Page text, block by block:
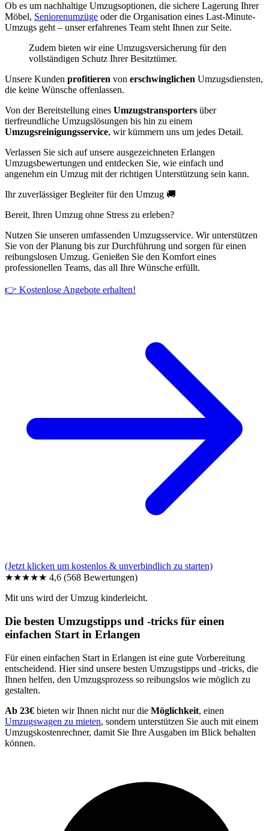
Ob es um nachhaltige Umzugsoptionen, die sichere Lagerung Ihrer
Möbel, Seniorenumzüge oder die Organisation eines Last-Minute-
Umzugs geht – unser erfahrenes Team steht Ihnen zur Seite.
Zudem bieten wir eine Umzugsversicherung für den
vollständigen Schutz Ihrer Besitztümer.
Unsere Kunden profitieren von erschwinglichen Umzugsdiensten,
die keine Wünsche offenlassen.
Von der Bereitstellung eines Umzugstransporters über
tierfreundliche Umzugslösungen bis hin zu einem
Umzugsreinigungsservice, wir kümmern uns um jedes Detail.
Verlassen Sie sich auf unsere ausgezeichneten Erlangen
Umzugsbewertungen und entdecken Sie, wie einfach und
angenehm ein Umzug mit der richtigen Unterstützung sein kann.
Ihr zuverlässiger Begleiter für den Umzug 🚚
Bereit, Ihren Umzug ohne Stress zu erleben?
Nutzen Sie unseren umfassenden Umzugsservice. Wir unterstützen
Sie von der Planung bis zur Durchführung und sorgen für einen
reibungslosen Umzug. Genießen Sie den Komfort eines
professionellen Teams, das all Ihre Wünsche erfüllt.
👉 Kostenlose Angebote erhalten!
(Jetzt klicken um kostenlos & unverbindlich zu starten)
★★★★★ 4,6 (568 Bewertungen)
Mit uns wird der Umzug kinderleicht.
Die besten Umzugstipps und -tricks für einen
einfachen Start in Erlangen
Für einen einfachen Start in Erlangen ist eine gute Vorbereitung
entscheidend. Hier sind unsere besten Umzugstipps und -tricks, die
Ihnen helfen, den Umzugsprozess so reibungslos wie möglich zu
gestalten.
Ab 23€ bieten wir Ihnen nicht nur die Möglichkeit, einen
Umzugswagen zu mieten, sondern unterstützen Sie auch mit einem
Umzugskostenrechner, damit Sie Ihre Ausgaben im Blick behalten
können.